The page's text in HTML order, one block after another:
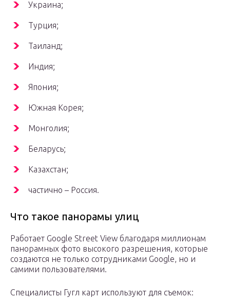
Украина;
Турция;
Таиланд;
Индия;
Япония;
Южная Корея;
Монголия;
Беларусь;
Казахстан;
частично – Россия.
Что такое панорамы улиц
Работает Google Street View благодаря миллионам
панорамных фото высокого разрешения, которые
создаются не только сотрудниками Google, но и
самими пользователями.
Специалисты Гугл карт используют для съемок: